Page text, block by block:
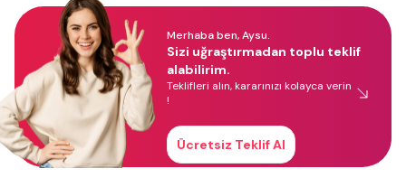
Merhaba ben, Aysu.
Sizi uğraştırmadan toplu teklif
alabilirim.
Teklifleri alın, kararınızı kolayca verin
!
Ücretsiz Teklif Al